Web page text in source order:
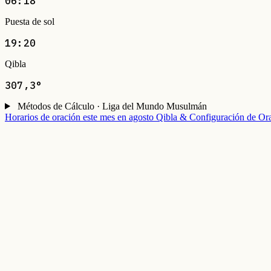
Puesta de sol
19:20
Qibla
307,3°
Métodos de Cálculo · Liga del Mundo Musulmán
Horarios de oración este mes en agosto Qibla & Configuración de